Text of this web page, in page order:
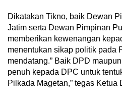
Dikatakan Tikno, baik Dewan
Jatim serta Dewan Pimpinan
memberikan kewenangan
menentukan sikap politik pada
mendatang.” Baik DPD
penuh kepada DPC untuk
Pilkada Magetan,” tegas Ketua